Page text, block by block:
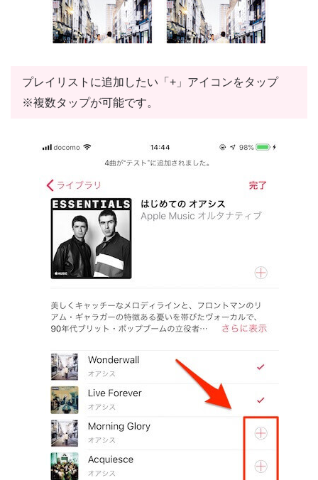
プレイリストに追加したい「+」アイコンをタップ
※複数タップが可能です。